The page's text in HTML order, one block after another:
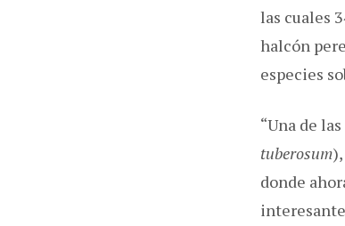
las cuales
halcón
especies
“Una de
tuberosum
donde